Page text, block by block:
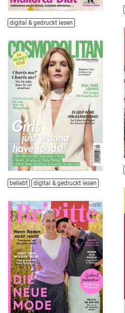
digital & gedruckt lesen
beliebt
digital & gedruckt lesen